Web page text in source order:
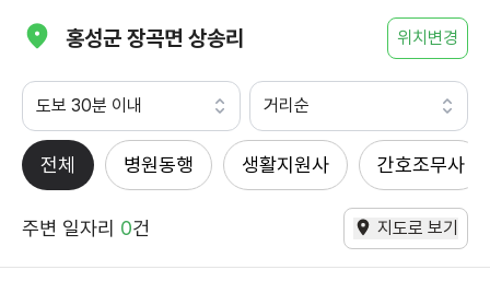
홍성군 장곡면 상송리 위치변경
도보 30분 이내 거리순
전체 병원동행 생활지원사 간호조무사
주변 일자리 0건 지도로 보기